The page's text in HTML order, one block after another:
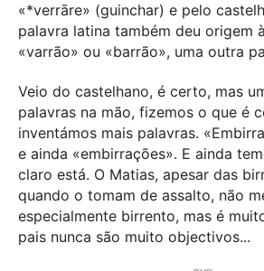
«*verrāre» (guinchar) e pelo
palavra latina também deu origem
«varrão» ou «barrão», uma outra
Veio do castelhano, é certo, mas
palavras na mão, fizemos o que é
inventámos mais palavras.
e ainda «embirrações». E ainda
claro está. O Matias, apesar das
quando o tomam de assalto, não
especialmente birrento, mas é
pais nunca são muito objectivos...